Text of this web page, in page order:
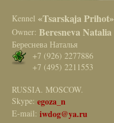
Kennel «Tsarskaja Prihot»
Owner: Beresneva Natalia
Береснева Наталья
+7 (926) 2277886
+7 (495) 2211553
RUSSIA. MOSCOW.
Skype: egoza_n
E-mail: iwdog@ya.ru